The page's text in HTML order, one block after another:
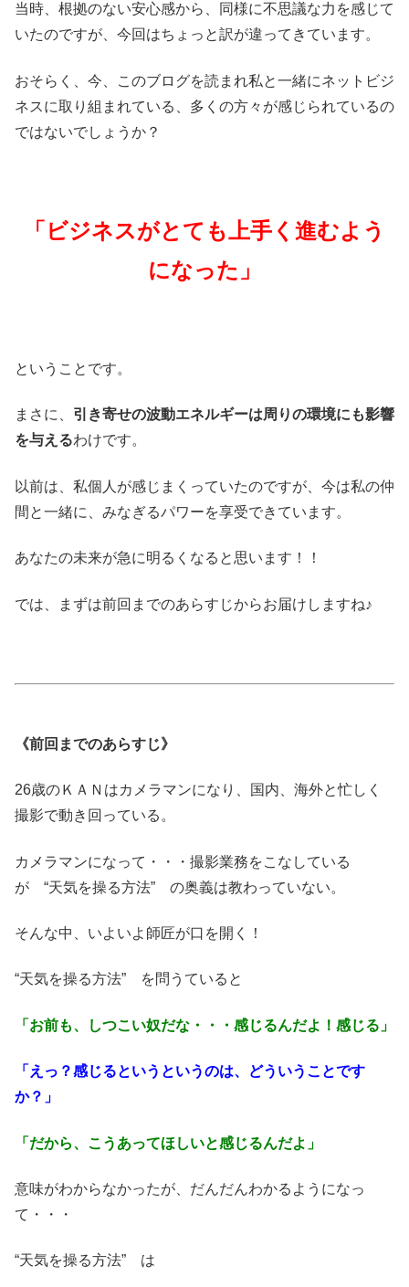
当時、根拠のない安心感から、同様に不思議な力を感じて
いたのですが、今回はちょっと訳が違ってきています。
おそらく、今、このブログを読まれ私と一緒にネットビジ
ネスに取り組まれている、多くの方々が感じられているの
ではないでしょうか？
「ビジネスがとても上手く進むよう
になった」
ということです。
まさに、
引き寄せの波動エネルギーは周りの環境にも影響
を与えるわけです。
以前は、私個人が感じまくっていたのですが、今は私の仲
間と一緒に、みなぎるパワーを享受できています。
あなたの未来が急に明るくなると思います！！
では、まずは前回までのあらすじからお届けしますね♪
《前回までのあらすじ》
26歳のＫＡＮはカメラマンになり、国内、海外と忙しく
撮影で動き回っている。
カメラマンになって・・・撮影業務をこなしている
が “天気を操る方法” の奥義は教わっていない。
そんな中、いよいよ師匠が口を開く！
“天気を操る方法” を問うていると
「お前も、しつこい奴だな・・・感じるんだよ！感じる」
「えっ？感じるというというのは、どういうことです
か？」
「だから、こうあってほしいと感じるんだよ」
意味がわからなかったが、だんだんわかるようになっ
て・・・
“天気を操る方法” は